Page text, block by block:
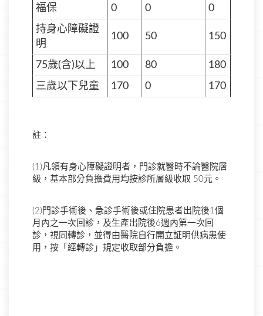
福保
0 0
0
持身心障礙證
明
100 50 150
75歲(含)以上 100 80
180
三歲以下兒童
170 0 170
註：
(1)凡領有身心障礙證明者，門診就醫時不論醫院層
級，基本部分負擔費用均按診所層級收取 50元。
(2)門診手術後、急診手術後或住院患者出院後1個
月內之一次回診，及生產出院後6週內第一次回
診，視同轉診，並得由醫院自行開立証明供病患使
用，按「經轉診」規定收取部分負擔。